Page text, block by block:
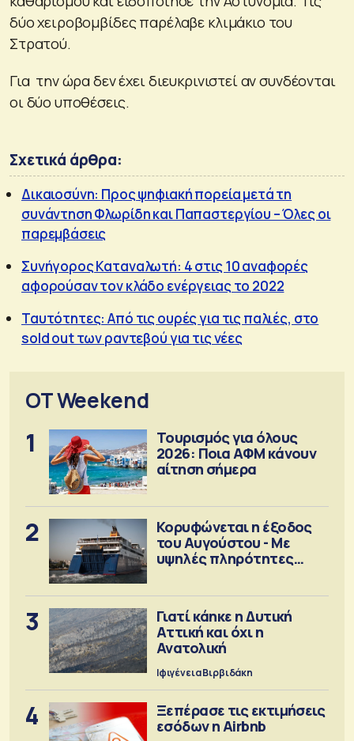
δύο χειροβομβίδες παρέλαβε κλιμάκιο του
Στρατού.
Για την ώρα δεν έχει διευκρινιστεί αν συνδέονται
οι δύο υποθέσεις.
Σχετικά άρθρα:
Δικαιοσύνη: Προς ψηφιακή πορεία μετά τη
συνάντηση Φλωρίδη και Παπαστεργίου – Όλες οι
παρεμβάσεις
Συνήγορος Καταναλωτή: 4 στις 10 αναφορές
αφορούσαν τον κλάδο ενέργειας το 2022
Ταυτότητες: Από τις ουρές για τις παλιές, στο
sold out των ραντεβού για τις νέες
OT Weekend
1
Τουρισμός για όλους
2026: Ποια ΑΦΜ κάνουν
αίτηση σήμερα
2
Κορυφώνεται η έξοδος
του Αυγούστου - Με
υψηλές πληρότητες
3
Γιατί κάηκε η Δυτική
Αττική και όχι η
Ανατολική
Ιφιγένεια Βιρβιδάκη
4
Ξεπέρασε τις εκτιμήσεις
εσόδων η Airbnb